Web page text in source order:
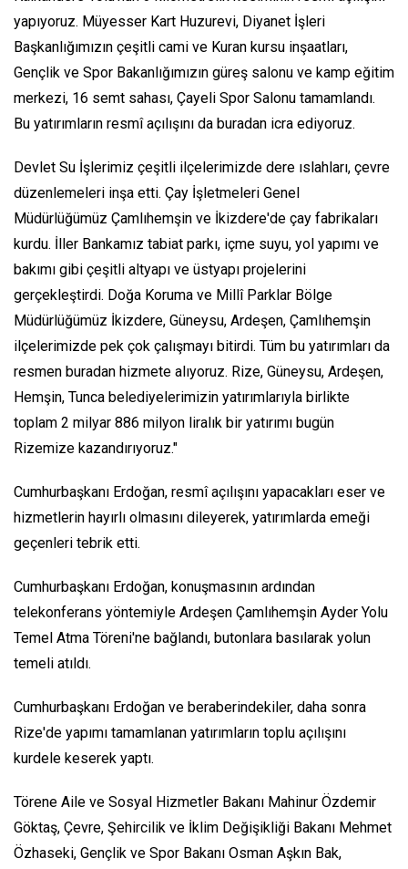
yapıyoruz. Müyesser Kart Huzurevi, Diyanet İşleri
Başkanlığımızın çeşitli cami ve Kuran kursu inşaatları,
Gençlik ve Spor Bakanlığımızın güreş salonu ve kamp eğitim
merkezi, 16 semt sahası, Çayeli Spor Salonu tamamlandı.
Bu yatırımların resmî açılışını da buradan icra ediyoruz.
Devlet Su İşlerimiz çeşitli ilçelerimizde dere ıslahları, çevre
düzenlemeleri inşa etti. Çay İşletmeleri Genel
Müdürlüğümüz Çamlıhemşin ve İkizdere'de çay fabrikaları
kurdu. İller Bankamız tabiat parkı, içme suyu, yol yapımı ve
bakımı gibi çeşitli altyapı ve üstyapı projelerini
gerçekleştirdi. Doğa Koruma ve Millî Parklar Bölge
Müdürlüğümüz İkizdere, Güneysu, Ardeşen, Çamlıhemşin
ilçelerimizde pek çok çalışmayı bitirdi. Tüm bu yatırımları da
resmen buradan hizmete alıyoruz. Rize, Güneysu, Ardeşen,
Hemşin, Tunca belediyelerimizin yatırımlarıyla birlikte
toplam 2 milyar 886 milyon liralık bir yatırımı bugün
Rizemize kazandırıyoruz."
Cumhurbaşkanı Erdoğan, resmî açılışını yapacakları eser ve
hizmetlerin hayırlı olmasını dileyerek, yatırımlarda emeği
geçenleri tebrik etti.
Cumhurbaşkanı Erdoğan, konuşmasının ardından
telekonferans yöntemiyle Ardeşen Çamlıhemşin Ayder Yolu
Temel Atma Töreni'ne bağlandı, butonlara basılarak yolun
temeli atıldı.
Cumhurbaşkanı Erdoğan ve beraberindekiler, daha sonra
Rize'de yapımı tamamlanan yatırımların toplu açılışını
kurdele keserek yaptı.
Törene Aile ve Sosyal Hizmetler Bakanı Mahinur Özdemir
Göktaş, Çevre, Şehircilik ve İklim Değişikliği Bakanı Mehmet
Özhaseki, Gençlik ve Spor Bakanı Osman Aşkın Bak,